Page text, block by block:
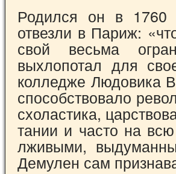
Родился он в 1760
отвезли в Париж:
свой весьма
выхлопотал для
колледже Людовика
способствовало
схоластика,
тании и часто на
лживы­ми,
Демулен сам